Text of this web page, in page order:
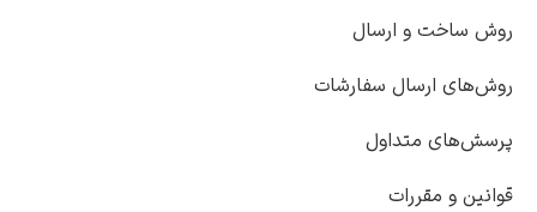
ساخت و ارسال
ارسال سفارشات
متداول
و مقررات